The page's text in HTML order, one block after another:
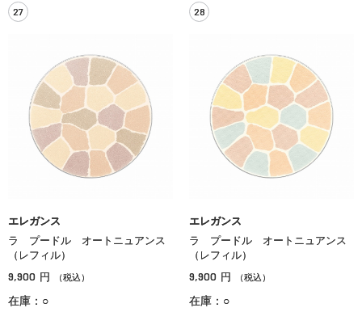
27
エレガンス
ラ プードル オートニュアンス
（レフィル）
9,900 円 （税込）
在庫：○
28
エレガンス
ラ プードル オートニュアンス
（レフィル）
9,900 円 （税込）
在庫：○